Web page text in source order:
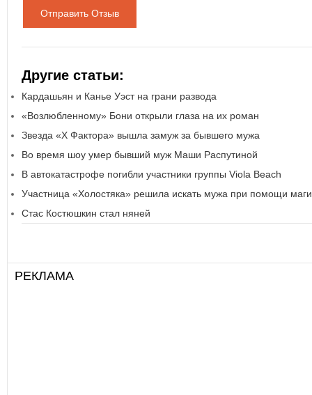
Отправить Отзыв
Другие статьи:
Кардашьян и Канье Уэст на грани развода
«Возлюбленному» Бони открыли глаза на их роман
Звезда «Х Фактора» вышла замуж за бывшего мужа
Во время шоу умер бывший муж Маши Распутиной
В автокатастрофе погибли участники группы Viola Beach
Участница «Холостяка» решила искать мужа при помощи
Стас Костюшкин стал няней
РЕКЛАМА